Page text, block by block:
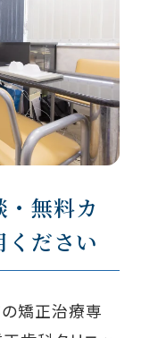
無料カ
ください
矯正治療専